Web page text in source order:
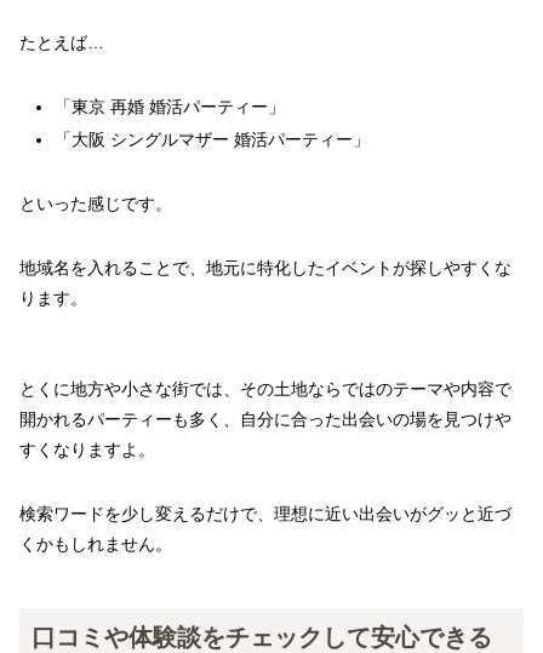
たとえば…
「東京 再婚 婚活パーティー」
「大阪 シングルマザー 婚活パーティー」
といった感じです。
地域名を入れることで、地元に特化したイベントが探しやすくな
ります。
とくに地方や小さな街では、その土地ならではのテーマや内容で
開かれるパーティーも多く、自分に合った出会いの場を見つけや
すくなりますよ。
検索ワードを少し変えるだけで、理想に近い出会いがグッと近づ
くかもしれません。
口コミや体験談をチェックして安心できる